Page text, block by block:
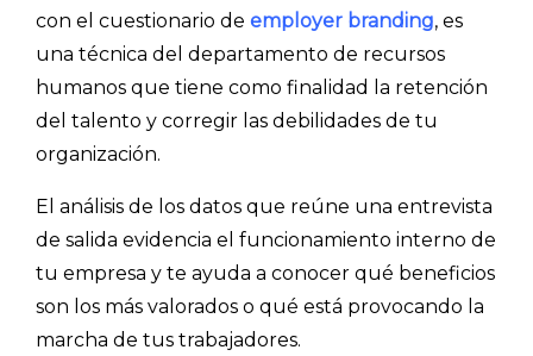
con el cuestionario de employer branding, es
una técnica del departamento de recursos
humanos que tiene como finalidad la retención
del talento y corregir las debilidades de tu
organización.
El análisis de los datos que reúne una entrevista
de salida evidencia el funcionamiento interno de
tu empresa y te ayuda a conocer qué beneficios
son los más valorados o qué está provocando la
marcha de tus trabajadores.